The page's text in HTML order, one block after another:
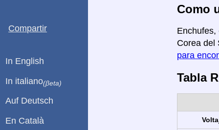
Como
Enchufes,
Corea del
para
Tabla
Compartir
In English
In italiano(βeta)
Auf Deutsch
En Català